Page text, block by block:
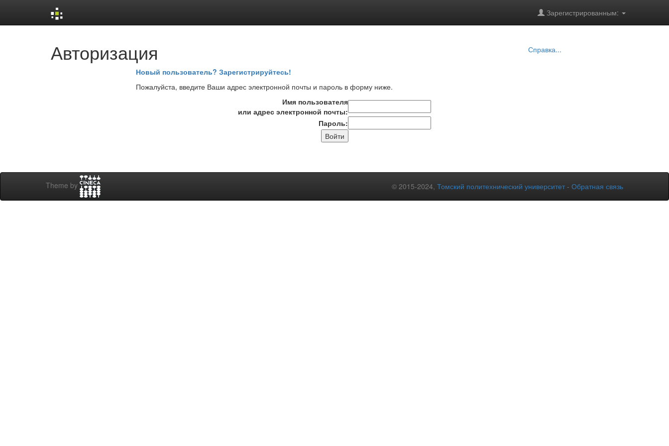
Зарегистрированным:
Авторизация Справка...
Новый пользователь? Зарегистрируйтесь!
Пожалуйста, введите Ваши адрес электронной почты и пароль в форму ниже.
Имя пользователя
или адрес электронной почты:
Пароль:
Theme by © 2015-2024, Томский политехнический университет - Обратная связь